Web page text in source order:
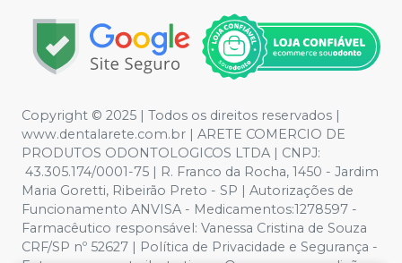
Copyright © 2025 | Todos os direitos reservados |
www.dentalarete.com.br | ARETE COMERCIO DE
PRODUTOS ODONTOLOGICOS LTDA | CNPJ:
43.305.174/0001-75 | R. Franco da Rocha, 1450 - Jardim
Maria Goretti, Ribeirão Preto - SP | Autorizações de
Funcionamento ANVISA - Medicamentos:1278597 -
Farmacêutico responsável: Vanessa Cristina de Souza
CRF/SP nº 52627 | Política de Privacidade e Segurança -